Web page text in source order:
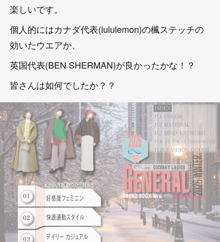
楽しいです。
個人的にはカナダ代表(lululemon)の楓ステッチの
効いたウエアか、
英国代表(BEN SHERMAN)が良かったかな！？
皆さんは如何でしたか？？